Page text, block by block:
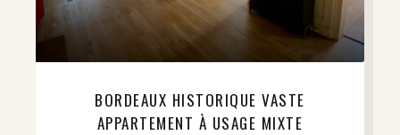
BORDEAUX HISTORIQUE VASTE
APPARTEMENT À USAGE MIXTE